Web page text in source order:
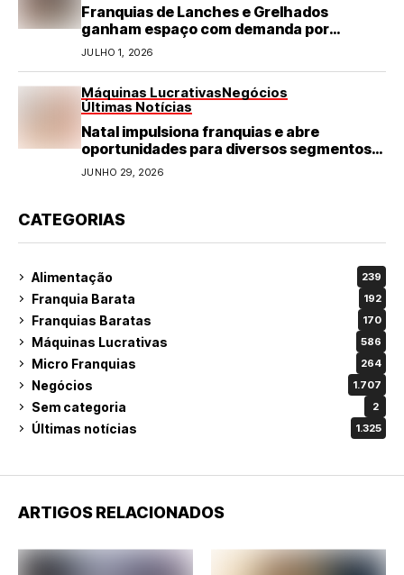
Franquias de Lanches e Grelhados
ganham espaço com demanda por
refeições rápidas e de qualidade
JULHO 1, 2026
Máquinas LucrativasNegócios
Últimas Notícias
Natal impulsiona franquias e abre
oportunidades para diversos segmentos
do varejo
JUNHO 29, 2026
CATEGORIAS
Alimentação 239
Franquia Barata 192
Franquias Baratas 170
Máquinas Lucrativas 586
Micro Franquias 264
Negócios 1.707
Sem categoria 2
Últimas notícias 1.325
ARTIGOS RELACIONADOS